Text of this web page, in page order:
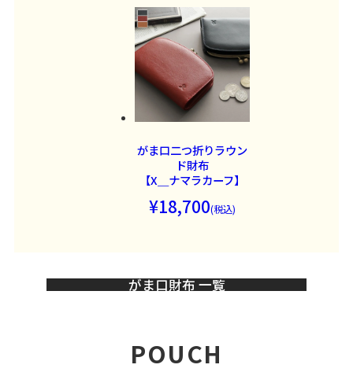
がま口二つ折りラウン
ド財布
【X＿ナマラカーフ】
18,700
がま口財布 一覧
POUCH